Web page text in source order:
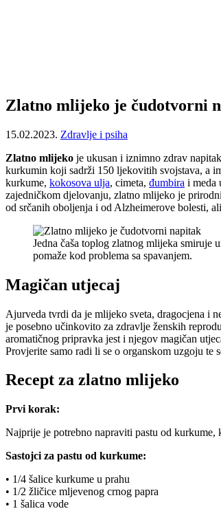
Zlatno mlijeko je čudotvorni
15.02.2023. Zdravlje i psiha
Zlatno mlijeko je ukusan i iznimno zdrav
kurkumin koji sadrži 150 ljekovitih svojstava, a
kurkume, kokosova ulja, cimeta, đumbira i meda
zajedničkom djelovanju, zlatno mlijeko je
od srčanih oboljenja i od Alzheimerove bolesti,
Jedna čaša toplog zlatnog mlijeka smiruje
pomaže kod problema sa spavanjem.
Magičan utjecaj
Ajurveda tvrdi da je mlijeko sveta, dragocjena i
je posebno učinkovito za zdravlje ženskih
aromatičnog pripravka jest i njegov magičan
Provjerite samo radi li se o organskom uzgoju te
Recept za zlatno mlijeko
Prvi korak:
Najprije je potrebno napraviti pastu od kurkume,
Sastojci za pastu od kurkume:
• 1/4 šalice kurkume u prahu
• 1/2 žličice mljevenog crnog papra
• 1 šalica vode